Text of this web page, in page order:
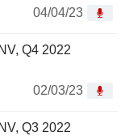
04/04/23
Q4 2022
02/03/23
Q3 2022